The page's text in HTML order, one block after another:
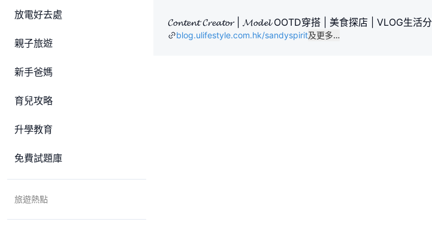
放電好去處
親子旅遊
新手爸媽
育兒攻略
升學教育
免費試題庫
旅遊熱點
𝓒𝓸𝓷𝓽𝓮𝓷𝓽 𝓒𝓻𝓮𝓪𝓽𝓸𝓻 | 𝓜𝓸𝓭𝓮𝓵 OOTD穿搭 | 美食探店 | VLOG生
blog.ulifestyle.com.hk/sandyspirit及更多…